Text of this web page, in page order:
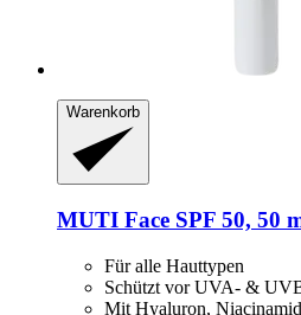
Warenkorb
MUTI Face SPF 50, 50
Für alle Hauttypen
Schützt vor UVA- &
Mit Hyaluron,